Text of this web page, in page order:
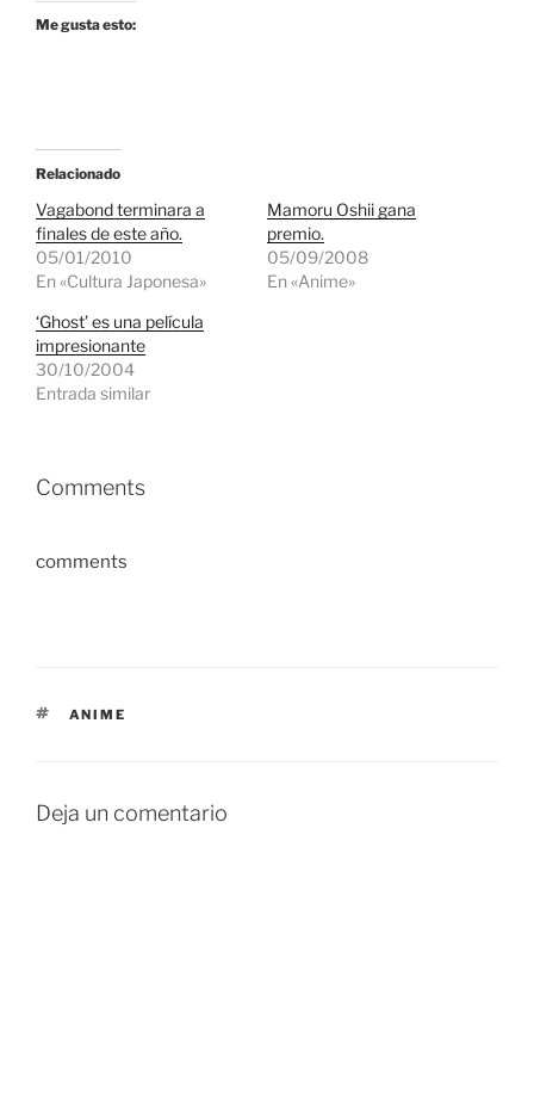
Me gusta esto:
Relacionado
Vagabond terminara a
finales de este año.
05/01/2010
En «Cultura Japonesa»
Mamoru Oshii gana
premio.
05/09/2008
En «Anime»
‘Ghost’ es una película
impresionante
30/10/2004
Entrada similar
Comments
comments
ETIQUETAS
ANIME
Deja un comentario